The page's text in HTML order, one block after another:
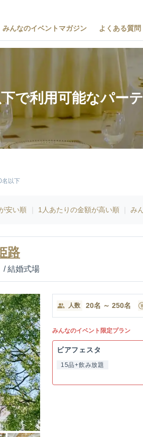
みんなのイベントマガジン よくある質問
で利用可能なパー
名以下
安い順 1人あたりの金額が高い順 み
路
/ 結婚式場
人数 20名 ～ 250名
みんなのイベント限定プラン
ビアフェスタ
15品+飲み放題